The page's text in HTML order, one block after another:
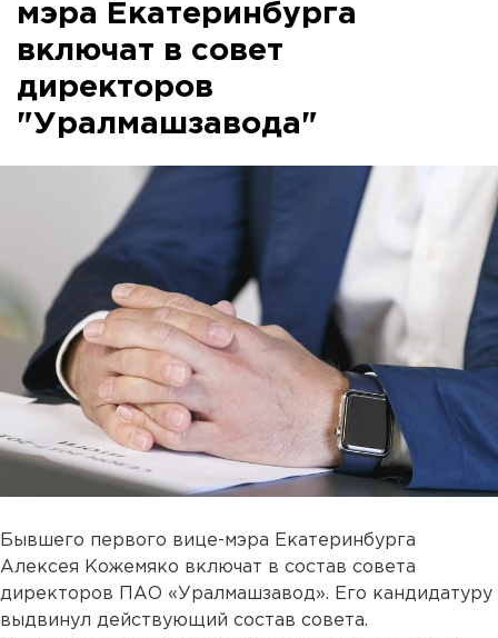
мэра Екатеринбурга
включат в совет
директоров
"Уралмашзавода"
Бывшего первого вице-мэра Екатеринбурга
Алексея Кожемяко включат в состав совета
директоров ПАО «Уралмашзавод». Его кандидатуру
выдвинул действующий состав совета.